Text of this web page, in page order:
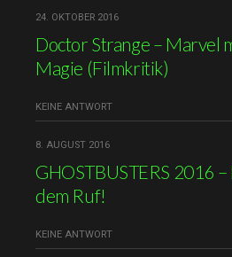
24. OKTOBER 2016
Doctor Strange – Marvel
Magie (Filmkritik)
KEINE ANTWORT
8. AUGUST 2016
GHOSTBUSTERS 2016 –
dem Ruf!
KEINE ANTWORT